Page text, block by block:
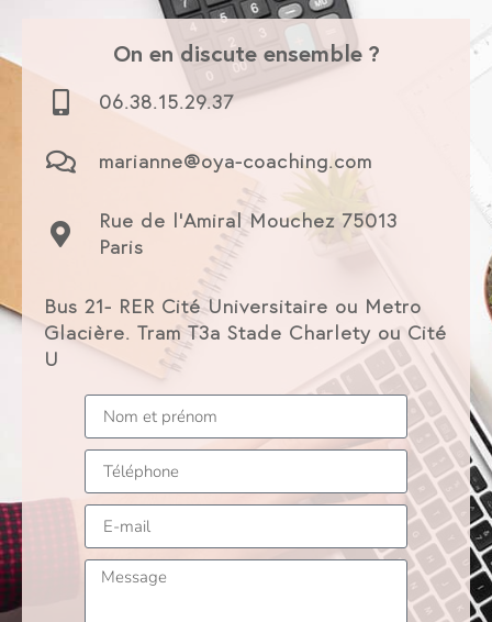
On en discute ensemble ?
06.38.15.29.37
marianne@oya-coaching.com
Rue de l'Amiral Mouchez 75013
Paris
Bus 21- RER Cité Universitaire ou Metro
Glacière. Tram T3a Stade Charlety ou Cité
U